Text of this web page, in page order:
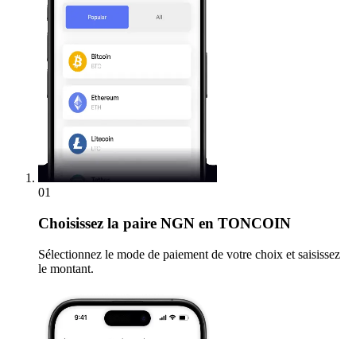
01
Choisissez la paire NGN en TONCOIN
Sélectionnez le mode de paiement de votre choix et saisissez
le montant.